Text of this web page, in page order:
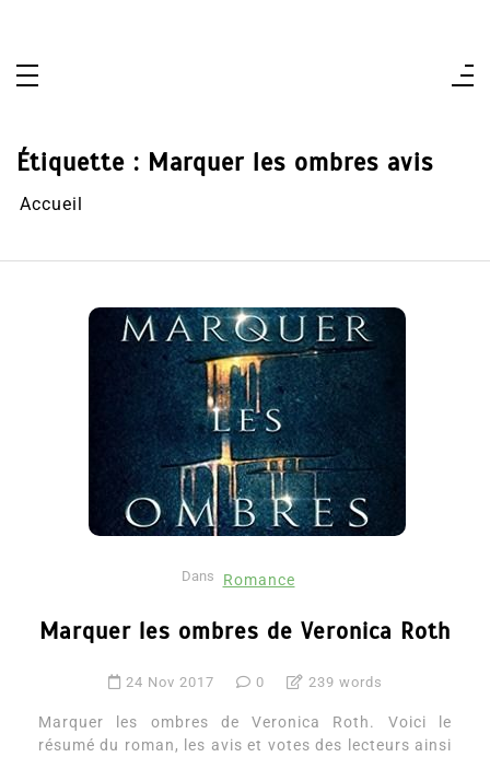
Étiquette : Marquer les ombres avis
Accueil
Dans Romance
Marquer les ombres de Veronica Roth
24 Nov 2017 0 239 words
Marquer les ombres de Veronica Roth. Voici le
résumé du roman, les avis et votes des lecteurs ainsi